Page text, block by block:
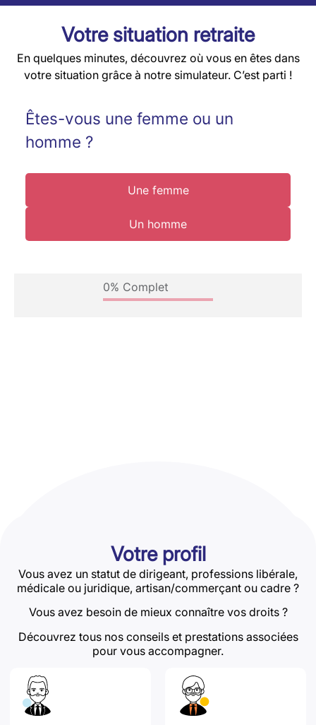
Votre situation retraite
En quelques minutes, découvrez où vous en êtes dans
votre situation grâce à notre simulateur. C’est parti !
Votre profil
Vous avez un statut de dirigeant, professions libérale,
médicale ou juridique, artisan/commerçant ou cadre ?
Vous avez besoin de mieux connaître vos droits ?
Découvrez tous nos conseils et prestations associées
pour vous accompagner.